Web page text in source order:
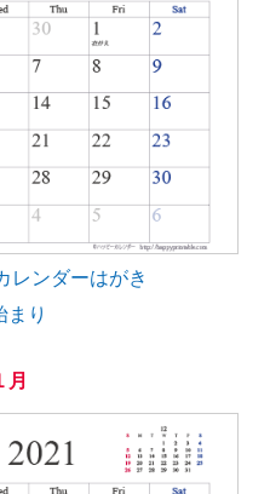
レンダーはがき
まり
月